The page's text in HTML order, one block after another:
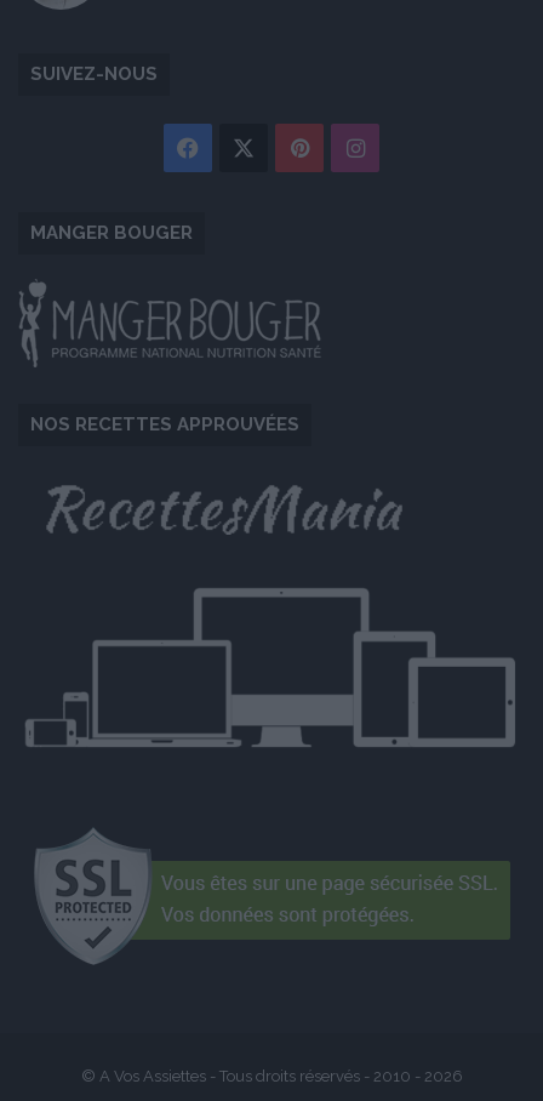
SUIVEZ-NOUS
Facebook PinterestInstagram
MANGER BOUGER
NOS RECETTES APPROUVÉES
© A Vos Assiettes - Tous droits réservés - 2010 - 2026